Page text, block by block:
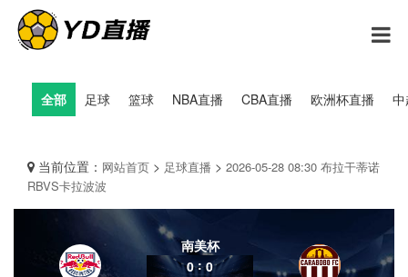
全部 足球 篮球 NBA直播 CBA直播 欧洲杯直播
当前位置： 网站首页 > 足球直播 > 2026-05-28 08:30 布拉干蒂诺
RBVS卡拉波波
南美杯
0:0